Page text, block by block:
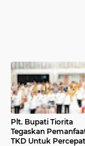
Plt. Bupati Tiorita
Tegaskan
TKD Untuk Percepat